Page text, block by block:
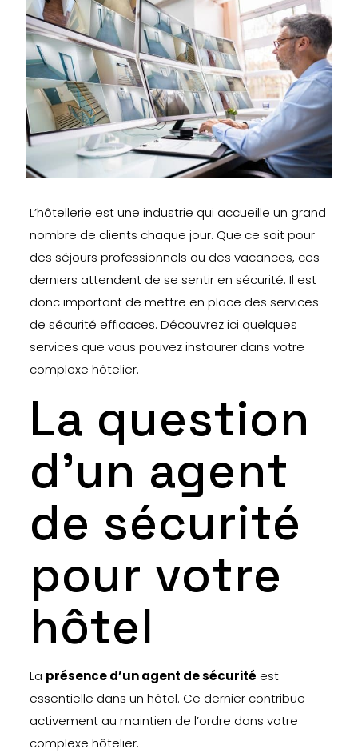
L’hôtellerie est une industrie qui accueille un grand
nombre de clients chaque jour. Que ce soit pour
des séjours professionnels ou des vacances, ces
derniers attendent de se sentir en sécurité. Il est
donc important de mettre en place des services
de sécurité efficaces. Découvrez ici quelques
services que vous pouvez instaurer dans votre
complexe hôtelier.
La question
d’un agent
de sécurité
pour votre
hôtel
La présence d’un agent de sécurité est
essentielle dans un hôtel. Ce dernier contribue
activement au maintien de l’ordre dans votre
complexe hôtelier.